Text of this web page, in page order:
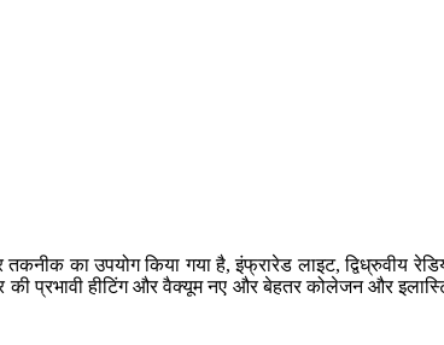
का उपयोग किया गया है, इंफ्रारेड लाइट, द्विध्रुवीय
प्रभावी हीटिंग और वैक्यूम नए और बेहतर कोलेजन और